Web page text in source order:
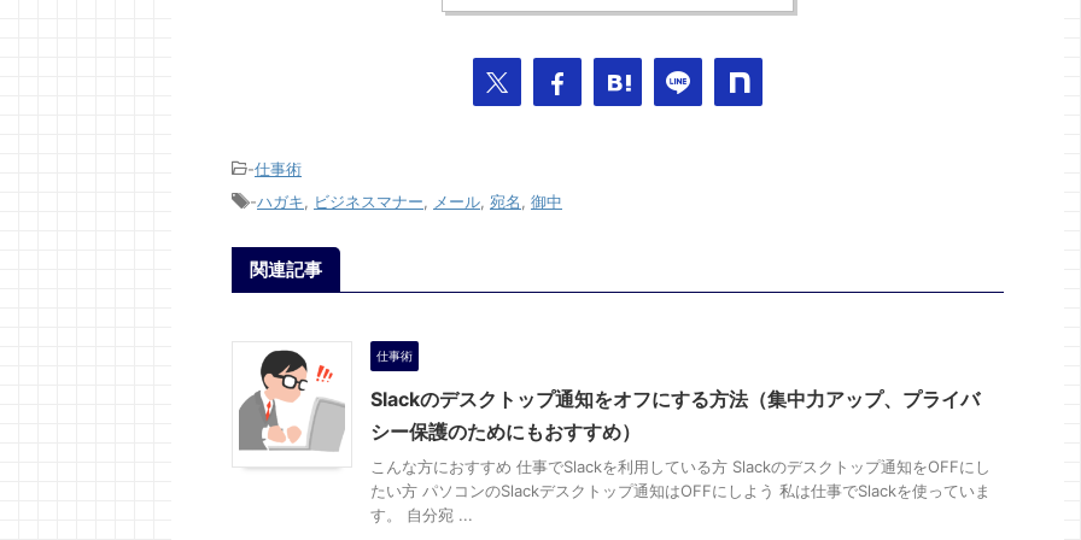
-仕事術
-ハガキ ビジネスマナー メール 宛名 御中
関連記事
仕事術
Slackのデスクトップ通知をオフにする方法（集中力アップ、プライバ
シー保護のためにもおすすめ）
こんな方におすすめ 仕事でSlackを利用している方 Slackのデスクトップ通知をOFFにし
たい方 パソコンのSlackデスクトップ通知はOFFにしよう 私は仕事でSlackを使っていま
す。 自分宛 ...